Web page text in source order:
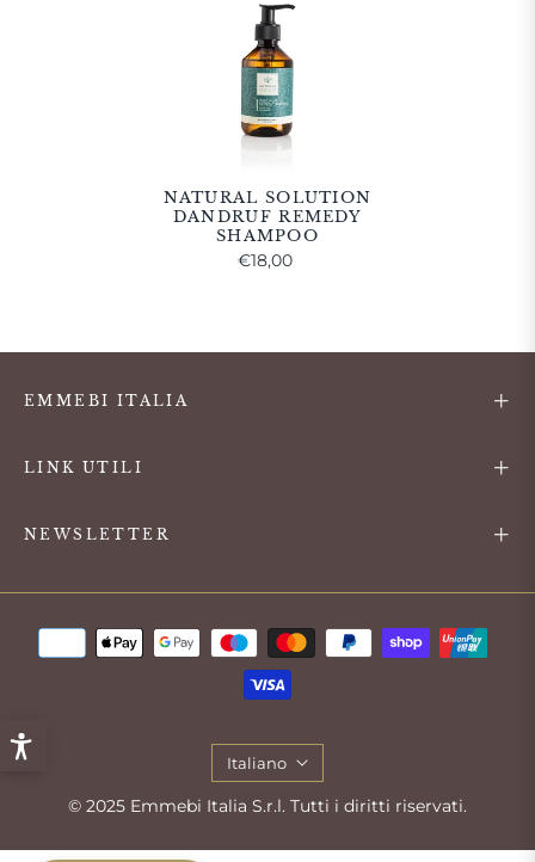
NATURAL SOLUTION
DANDRUF REMEDY
SHAMPOO
€18,00
EMMEBI ITALIA
LINK UTILI
NEWSLETTER
Italiano
© 2025 Emmebi Italia S.r.l. Tutti i diritti riservati.